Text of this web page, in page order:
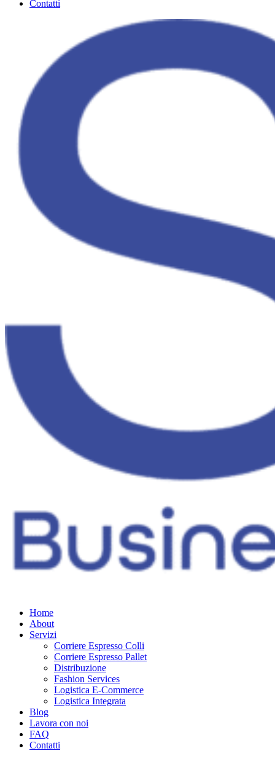
Contatti
Home
About
Servizi
Corriere Espresso Colli
Corriere Espresso Pallet
Distribuzione
Fashion Services
Logistica E-Commerce
Logistica Integrata
Blog
Lavora con noi
FAQ
Contatti